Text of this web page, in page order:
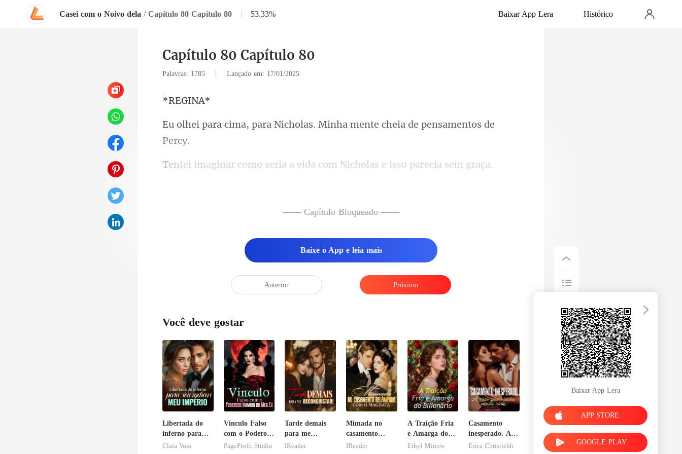
Casei com o Noivo dela / Capítulo 80 Capítulo 80 | 53.33% Baixar App Lera Histórico
Capítulo 80 Capítulo 80
Palavras: 1785 | Lançado em: 17/01/2025
EG
Nicholas. Minha mente che
ia a vida com Nicholas e
poderia não sentir esse amo
pensaria
—— Capítulo Bloqueado ——
Baixe o App e leia mais
Anterior Próximo
Você deve gostar
Libertada do
inferno para
reivindicar meu
Clara Voss
Vínculo Falso
com o Poderoso
Inimigo do Meu
PageProfit Studio
Tarde demais
para me
reconquistar!
IReader
Mimada no
casamento
relâmpago com
IReader
A Traição Fria
e Amarga do
Bilionário
Ethyl Minow
Casamento
inesperado. A
noite que
Érica Christiehh
Baixar App Lera
APP STORE
GOOGLE PLAY